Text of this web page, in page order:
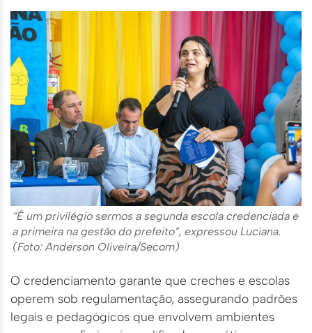
“É um privilégio sermos a segunda escola credenciada e
a primeira na gestão do prefeito”, expressou Luciana.
(Foto: Anderson Oliveira/Secom)
O credenciamento garante que creches e escolas
operem sob regulamentação, assegurando padrões
legais e pedagógicos que envolvem ambientes